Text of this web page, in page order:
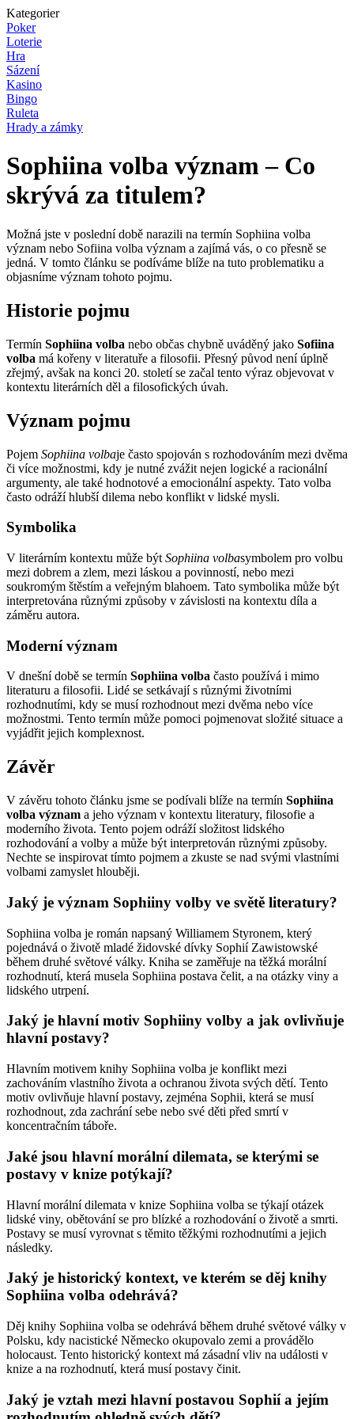
Kategorier
Poker
Loterie
Hra
Sázení
Kasino
Bingo
Ruleta
Hrady a zámky
Sophiina volba význam – Co
skrývá za titulem?
Možná jste v poslední době narazili na termín Sophiina volba
význam nebo Sofiina volba význam a zajímá vás, o co přesně se
jedná. V tomto článku se podíváme blíže na tuto problematiku a
objasníme význam tohoto pojmu.
Historie pojmu
Termín Sophiina volba nebo občas chybně uváděný jako Sofiina
volba má kořeny v literatuře a filosofii. Přesný původ není úplně
zřejmý, avšak na konci 20. století se začal tento výraz objevovat v
kontextu literárních děl a filosofických úvah.
Význam pojmu
Pojem Sophiina volbaje často spojován s rozhodováním mezi dvěma
či více možnostmi, kdy je nutné zvážit nejen logické a racionální
argumenty, ale také hodnotové a emocionální aspekty. Tato volba
často odráží hlubší dilema nebo konflikt v lidské mysli.
Symbolika
V literárním kontextu může být Sophiina volbasymbolem pro volbu
mezi dobrem a zlem, mezi láskou a povinností, nebo mezi
soukromým štěstím a veřejným blahoem. Tato symbolika může být
interpretována různými způsoby v závislosti na kontextu díla a
záměru autora.
Moderní význam
V dnešní době se termín Sophiina volba často používá i mimo
literaturu a filosofii. Lidé se setkávají s různými životními
rozhodnutími, kdy se musí rozhodnout mezi dvěma nebo více
možnostmi. Tento termín může pomoci pojmenovat složité situace a
vyjádřit jejich komplexnost.
Závěr
V závěru tohoto článku jsme se podívali blíže na termín Sophiina
volba význam a jeho význam v kontextu literatury, filosofie a
moderního života. Tento pojem odráží složitost lidského
rozhodování a volby a může být interpretován různými způsoby.
Nechte se inspirovat tímto pojmem a zkuste se nad svými vlastními
volbami zamyslet hlouběji.
Jaký je význam Sophiiny volby ve světě literatury?
Sophiina volba je román napsaný Williamem Styronem, který
pojednává o životě mladé židovské dívky Sophií Zawistowské
během druhé světové války. Kniha se zaměřuje na těžká morální
rozhodnutí, která musela Sophiina postava čelit, a na otázky viny a
lidského utrpení.
Jaký je hlavní motiv Sophiiny volby a jak ovlivňuje
hlavní postavy?
Hlavním motivem knihy Sophiina volba je konflikt mezi
zachováním vlastního života a ochranou života svých dětí. Tento
motiv ovlivňuje hlavní postavy, zejména Sophii, která se musí
rozhodnout, zda zachrání sebe nebo své děti před smrtí v
koncentračním táboře.
Jaké jsou hlavní morální dilemata, se kterými se
postavy v knize potýkají?
Hlavní morální dilemata v knize Sophiina volba se týkají otázek
lidské viny, obětování se pro blízké a rozhodování o životě a smrti.
Postavy se musí vyrovnat s těmito těžkými rozhodnutími a jejich
následky.
Jaký je historický kontext, ve kterém se děj knihy
Sophiina volba odehrává?
Děj knihy Sophiina volba se odehrává během druhé světové války v
Polsku, kdy nacistické Německo okupovalo zemi a provádělo
holocaust. Tento historický kontext má zásadní vliv na události v
knize a na rozhodnutí, která musí postavy činit.
Jaký je vztah mezi hlavní postavou Sophií a jejím